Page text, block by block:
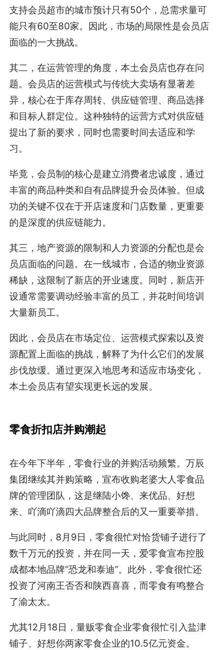
支持会员超市的城市预计只有50个，总需求量可
能只有60至80家。因此，市场的局限性是会员店
面临的一大挑战。
其二，在运营管理的角度，本土会员店也存在问
题。会员店的运营模式与传统大卖场有显著差
异，核心在于库存周转、供应链管理、商品选择
和目标人群定位。这种独特的运营方式对供应链
提出了新的要求，同时也需要时间去适应和学
习。
毕竟，会员制的核心是建立消费者忠诚度，通过
丰富的商品种类和自有品牌提升会员体验。但成
功的关键不仅在于开店速度和门店数量，更重要
的是深度的供应链能力。
其三，地产资源的限制和人力资源的分配也是会
员店面临的问题。在一线城市，合适的物业资源
稀缺，这限制了新店的开业速度。同时，新店开
设通常需要调动经验丰富的员工，并花时间培训
大量新员工。
因此，会员店在市场定位、运营模式探索以及资
源配置上面临的挑战，解释了为什么它们的发展
步伐放缓。通过更深入地思考和适应市场变化，
本土会员店有望实现更长远的发展。
零食折扣店并购潮起
在今年下半年，零食行业的并购活动频繁。万辰
集团继续其并购策略，宣布收购老婆大人零食品
牌的管理团队，这是继陆小馋、来优品、好想
来、吖滴吖滴四大品牌整合后的又一重要举措。
与此同时，8月9日，零食很忙对恰货铺子进行了
数千万元的投资，并在同一天，爱零食宣布控股
成都本地品牌“恐龙和泰迪”。此外，零食很忙还
投资了河南王否否和陕西喜喜，而零食有鸣整合
了渝太太。
尤其12月18日，量贩零食企业零食很忙引入盐津
铺子、好想你两家零食企业的10.5亿元资金。